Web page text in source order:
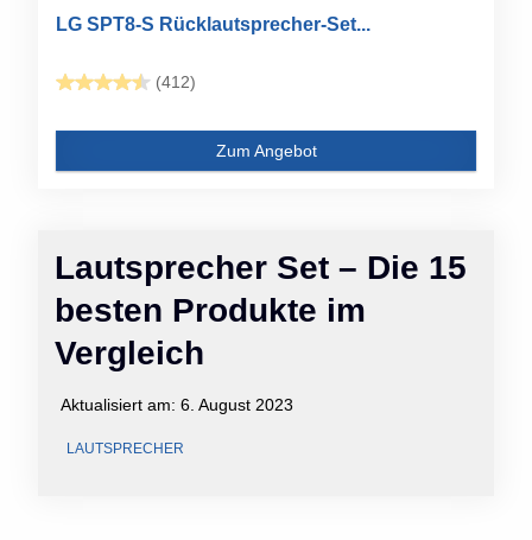
Lautsprecher Set – Die 15
besten Produkte im
Vergleich
Aktualisiert am: 6. August 2023
LAUTSPRECHER
LG SPT8-S Rücklautsprecher-Set...
(412)
Zum Angebot